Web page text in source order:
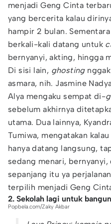
menjadi Geng Cinta
yang bercerita kalau
hampir 2 bulan.
berkali-kali datang untuk
bernyanyi, akting, hingga
Di sisi lain, ghosting
asmara, nih. Jasmine
Alya mengaku sempat di-
sebelum akhirnya
utama. Dua lainnya,
Tumiwa, mengatakan kalau
hanya datang langsung,
sedang menari, bernyanyi,
sepanjang itu ya
terpilih menjadi Geng
2. Sekolah lagi untuk
Popbela.com/Zaky Akbar